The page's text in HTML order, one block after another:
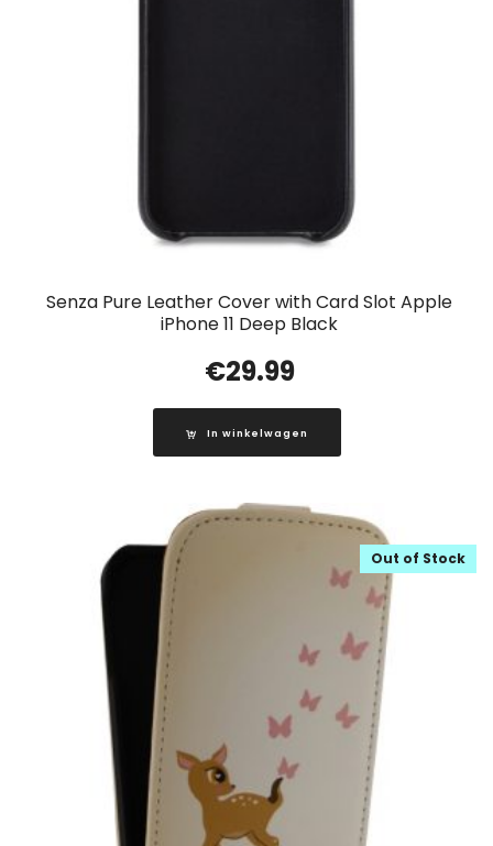
Senza Pure Leather Cover with Card Slot Apple
iPhone 11 Deep Black
€29.99
In winkelwagen
Out of Stock